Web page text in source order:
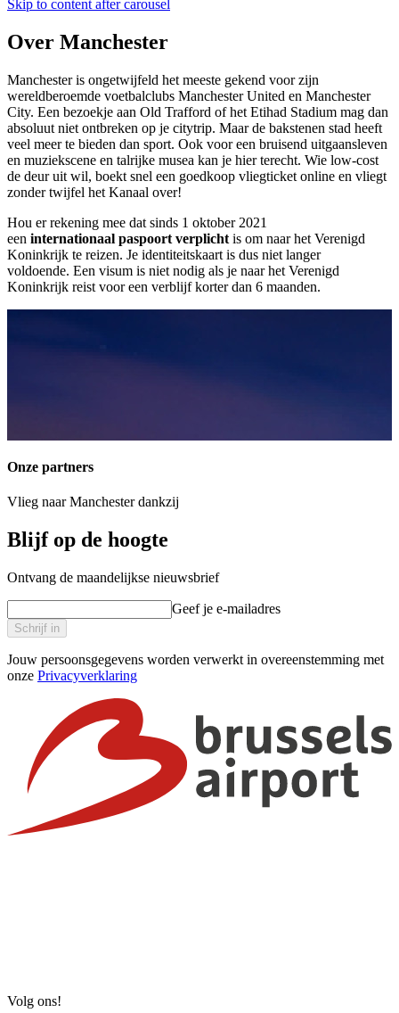
Skip to content after carousel
Over Manchester
Manchester is ongetwijfeld het meeste gekend voor zijn
wereldberoemde voetbalclubs Manchester United en Manchester
City. Een bezoekje aan Old Trafford of het Etihad Stadium mag dan
absoluut niet ontbreken op je citytrip. Maar de bakstenen stad heeft
veel meer te bieden dan sport. Ook voor een bruisend uitgaansleven
en muziekscene en talrijke musea kan je hier terecht. Wie low-cost
de deur uit wil, boekt snel een goedkoop vliegticket online en vliegt
zonder twijfel het Kanaal over!
Hou er rekening mee dat sinds 1 oktober 2021
een internationaal paspoort verplicht is om naar het Verenigd
Koninkrijk te reizen. Je identiteitskaart is dus niet langer
voldoende. Een visum is niet nodig als je naar het Verenigd
Koninkrijk reist voor een verblijf korter dan 6 maanden.
Onze partners
Vlieg naar Manchester dankzij
Blijf op de hoogte
Ontvang de maandelijkse nieuwsbrief
Geef je e-mailadres
Schrijf in
Jouw persoonsgegevens worden verwerkt in overeenstemming met
onze Privacyverklaring
Volg ons!